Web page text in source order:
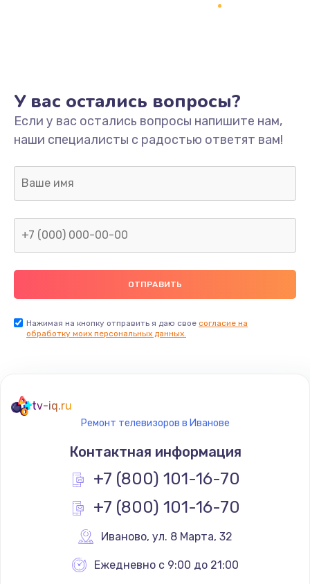
Не включается
1400 руб.
Заказать
Нет звука
800 руб.
Не видит флешку
400 руб.
Заказать
900 руб.
Заказать
900 руб.
Заказать
У вас остались вопросы?
Если у вас остались вопросы напишите нам,
наши специалисты с радостью ответят вам!
Нажимая на кнопку отправить я даю свое согласие на
обработку моих персональных данных.
tv-iq.ru
Ремонт телевизоров в Иванове
Контактная информация
+7 (800) 101-16-70
+7 (800) 101-16-70
Иваново, ул. 8 Марта, 32
Ежедневно с 9:00 до 21:00